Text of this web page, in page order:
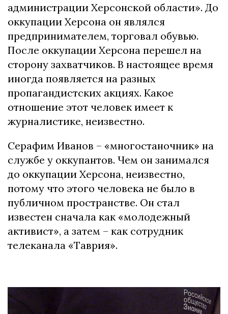
администрации Херсонской области». До
оккупации Херсона он являлся
предпринимателем, торговал обувью.
После оккупации Херсона перешел на
сторону захватчиков. В настоящее время
иногда появляется на разных
пропагандистских акциях. Какое
отношение этот человек имеет к
журналистике, неизвестно.
Серафим Иванов – «многостаночник» на
службе у оккупантов. Чем он занимался
до оккупации Херсона, неизвестно,
потому что этого человека не было в
публичном пространстве. Он стал
известен сначала как «молодежный
активист», а затем – как сотрудник
телеканала «Таврия».